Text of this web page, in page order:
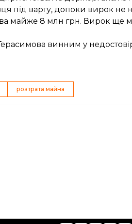
під варту, допоки вирок не
майже 8 млн грн. Вирок ще
винним у
розтрата майна